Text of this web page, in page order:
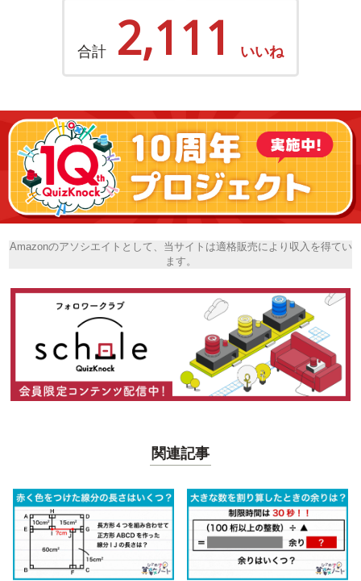
合計 2,111 いいね
Amazonのアソシエイトとして、当サイトは適格販売により収入を得てい
ます。
関連記事